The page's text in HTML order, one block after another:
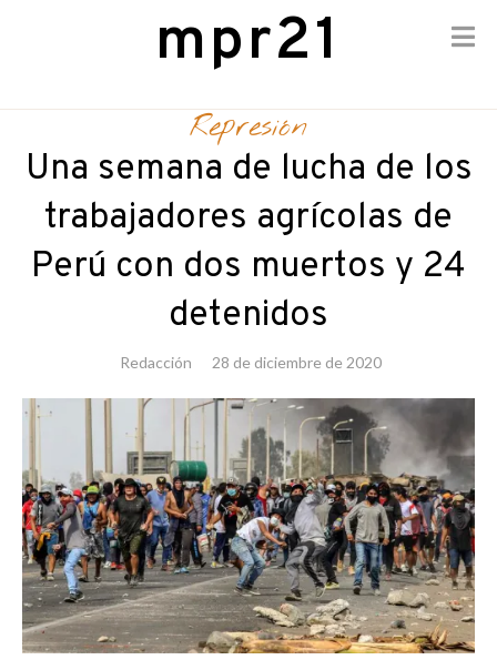
content
mpr21
Represión
Una semana de lucha de los
trabajadores agrícolas de
Perú con dos muertos y 24
detenidos
Redacción 28 de diciembre de 2020